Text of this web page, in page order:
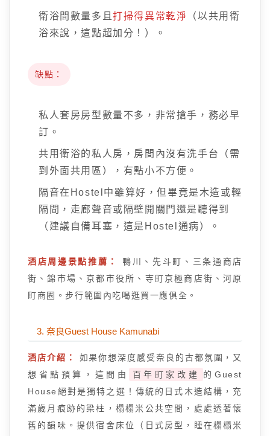
衛浴間數量多且打掃得異常乾淨 （以共用衛
浴來說，這點超加分！）。
缺點：
私人套房房型數量不多，非常搶手，務必早
訂。
共用衛浴的私人房，房間內沒有洗手台（需
到外面共用區），有點小不方便。
隔音在Hostel中雖算好，但畢竟是木造或輕
隔間，走廊聲音或隔壁開關門還是聽得到
（建議自備耳塞，這是Hostel通病）。
酒店周邊景點推薦：
鴨川、先斗町、三条通商店
街、錦市場、京都市役所、寺町京極商店街、河原
町商圈。步行範圍內吃喝逛買一應俱全。
3. 奈良Guest House Kamunabi
酒店介紹：
如果你想深度感受奈良的古都氛圍，又
想省點預算，這間由
百年町家改建
的Guest
House絕對是獨特之選！傳統的日式木造結構，充
滿歲月痕跡的梁柱，榻榻米公共空間，處處透著懷
舊的韻味。提供宿舍床位（日式房型，睡在榻榻米